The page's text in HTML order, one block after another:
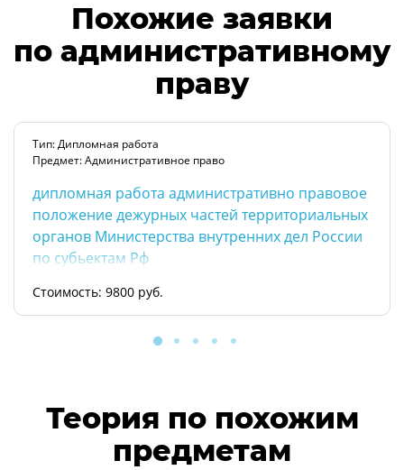
Похожие заявки
по административному
праву
Тип: Дипломная работа
Предмет: Административное право
дипломная работа административно правовое
положение дежурных частей территориальных
органов Министерства внутренних дел России
по субьектам Рф
Стоимость: 9800 руб.
Теория по похожим
предметам